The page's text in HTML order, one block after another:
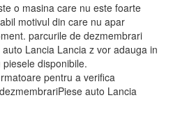
o masina care nu este foarte
motivul din care nu apar
parcurile de dezmembrari
Lancia Lancia z vor adauga in
disponibile.
pentru a verifica
auto Lancia